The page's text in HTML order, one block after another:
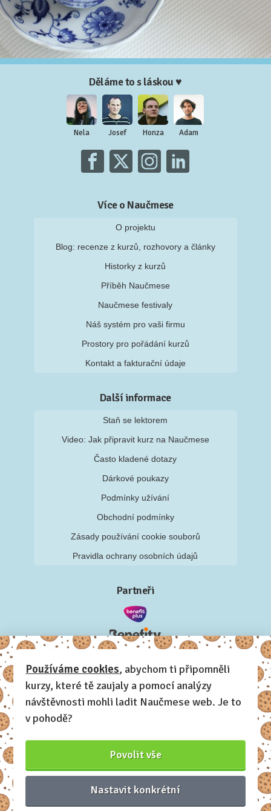
Děláme to s láskou ♥
Nela Josef Honza Adam
Více o Naučmese
O projektu
Blog: recenze z kurzů, rozhovory a články
Historky z kurzů
Příběh Naučmese
Naučmese festivaly
Náš systém pro vaši firmu
Prostory pro pořádání kurzů
Kontakt a fakturační údaje
Další informace
Staň se lektorem
Video: Jak připravit kurz na Naučmese
Často kladené dotazy
Dárkové poukazy
Podmínky užívání
Obchodní podmínky
Zásady používání cookie souborů
Pravidla ochrany osobních údajů
Partneři
Naučmese, 2012-2026.
Sdílíme dovednosti, offline i online.
Používáme cookies, abychom ti připomněli
kurzy, které tě zaujaly a pomocí analýzy
návštěvnosti mohli ladit Naučmese web. Je to
v pohodě?
Povolit vše
Nastavit konkrétní